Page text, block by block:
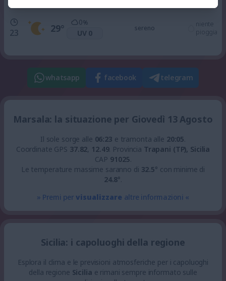
23 29°
0%
UV 0
sereno
niente
pioggia
whatsapp facebook telegram
Marsala: la situazione per Giovedì 13 Agosto
Il sole sorge alle 06:23 e tramonta alle 20:05.
Coordinate GPS 37.82, 12.49. Provincia Trapani (TP), Sicilia
CAP 91025.
Le temperature massime saranno di 32.5° con minime di
24.8°.
» Premi pervisualizzare altre informazioni «
Sicilia: i capoluoghi della regione
Esplora il clima e le previsioni atmosferiche per i capoluoghi
della regione Sicilia e rimani sempre informato sulle